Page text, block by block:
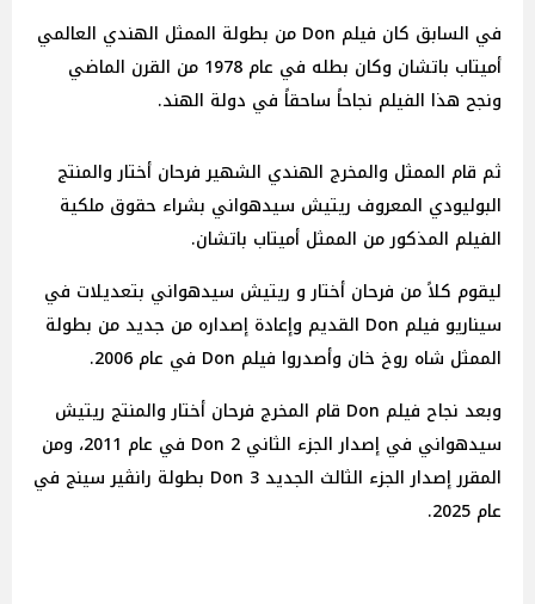
في السابق كان فيلم Don من بطولة الممثل الهندي العالمي
أميتاب باتشان وكان بطله في عام 1978 من القرن الماضي
ونجح هذا الفيلم نجاحاً ساحقاً في دولة الهند.
ثم قام الممثل والمخرج الهندي الشهير فرحان أختار والمنتج
البوليودي المعروف ريتيش سيدهواني بشراء حقوق ملكية
الفيلم المذكور من الممثل أميتاب باتشان.
ليقوم كلاً من فرحان أختار و ريتيش سيدهواني بتعديلات في
سيناريو فيلم Don القديم وإعادة إصداره من جديد من بطولة
الممثل شاه روخ خان وأصدروا فيلم Don في عام 2006.
وبعد نجاح فيلم Don قام المخرج فرحان أختار والمنتج ريتيش
سيدهواني في إصدار الجزء الثاني Don 2 في عام 2011، ومن
المقرر إصدار الجزء الثالث الجديد Don 3 بطولة رانڤير سينج في
عام 2025.